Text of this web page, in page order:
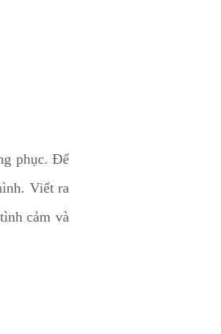
phục. Để
Viết ra
cảm và